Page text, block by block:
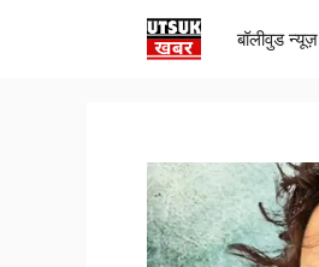
बॉलीवुड न्यूज़